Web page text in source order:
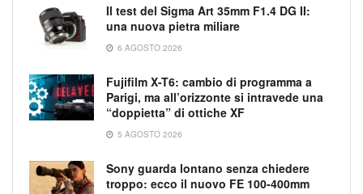
Il test del Sigma Art 35mm F1.4 DG II:
una nuova pietra miliare
6 AGOSTO 2026
Fujifilm X-T6: cambio di programma a
Parigi, ma all’orizzonte si intravede una
“doppietta” di ottiche XF
5 AGOSTO 2026
Sony guarda lontano senza chiedere
troppo: ecco il nuovo FE 100-400mm